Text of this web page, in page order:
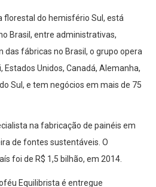
florestal do hemisfério Sul, está
Brasil, entre administrativas,
das fábricas no Brasil, o grupo opera
Estados Unidos, Canadá, Alemanha,
Sul, e tem negócios em mais de 75
na fabricação de painéis em
de fontes sustentáveis. O
foi de R$ 1,5 bilhão, em 2014.
Equilibrista é entregue